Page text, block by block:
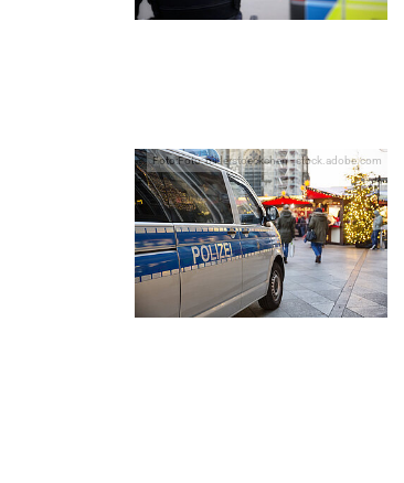
Foto:Foto: bilderstoeckchen - stock.adobe.com